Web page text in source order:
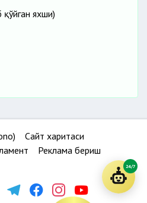
қўйган яхши)
Сайт харитаси
Реклама бериш
24/7